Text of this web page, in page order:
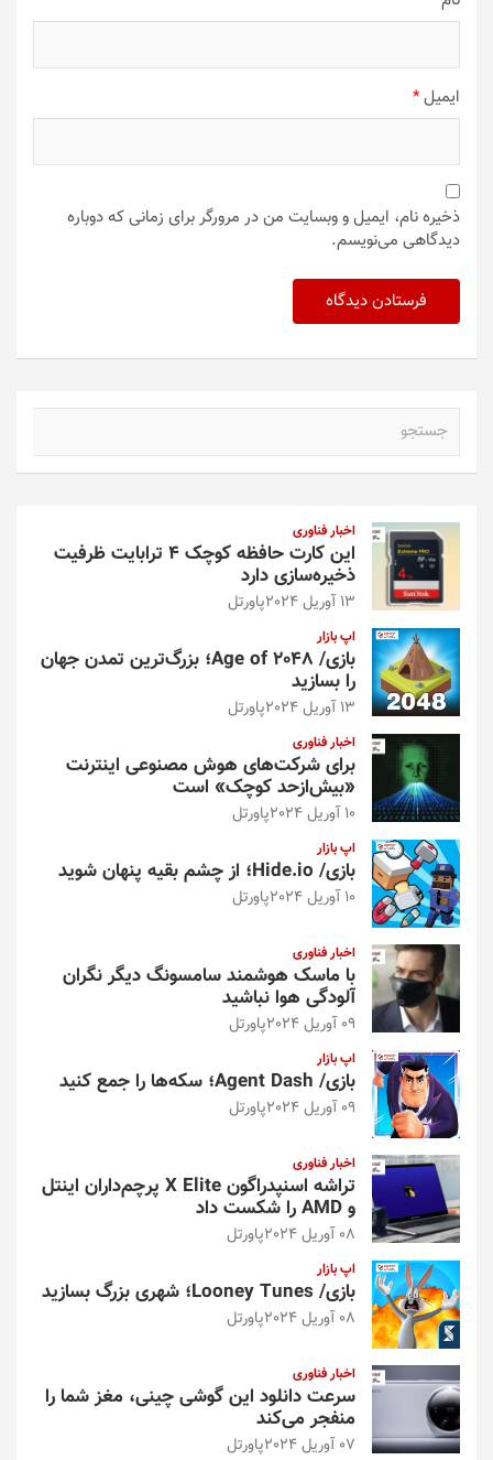
ایمیل*
ذخیره نام، ایمیل و وبسایت من در مرورگر برای زمانی که دوباره
دیدگاهی می‌نویسم.
اخبار فناوری
این کارت حافظه کوچک ۴ ترابایت ظرفیت
ذخیره‌سازی دارد
13 آوریل 2024 پاورتل
اپ بازار
بازی/ Age of 2048؛ بزرگ‌ترین تمدن جهان
را بسازید
13 آوریل 2024 پاورتل
اخبار فناوری
برای شرکت‌های هوش مصنوعی اینترنت
«بیش‌از‌حد کوچک» است
10 آوریل 2024 پاورتل
اپ بازار
بازی/ Hide.io؛ از چشم بقیه پنهان شوید
10 آوریل 2024 پاورتل
اخبار فناوری
با ماسک هوشمند سامسونگ دیگر نگران
آلودگی هوا نباشید
09 آوریل 2024 پاورتل
اپ بازار
بازی/ Agent Dash؛ سکه‌ها را جمع کنید
09 آوریل 2024 پاورتل
اخبار فناوری
تراشه اسنپدراگون X Elite پرچم‌داران اینتل
و AMD را شکست داد
08 آوریل 2024 پاورتل
اپ بازار
بازی/ Looney Tunes؛ شهری بزرگ بسازید
08 آوریل 2024 پاورتل
اخبار فناوری
سرعت دانلود این گوشی چینی، مغز شما را
منفجر می‌کند
07 آوریل 2024 پاورتل